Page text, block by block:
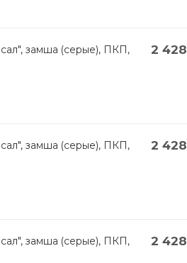
замша (серые), ПКП,
2 428
замша (серые), ПКП,
2 428
замша (серые), ПКП,
2 428